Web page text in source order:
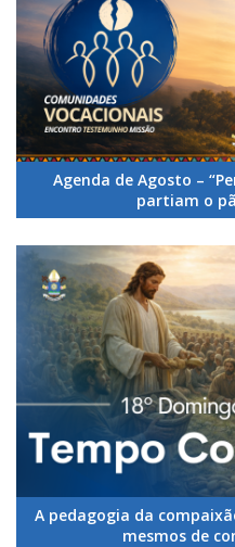
Agenda de Agosto –
partiam o
A pedagogia da
mesmos de